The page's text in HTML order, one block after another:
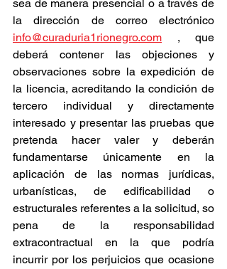
sea de manera presencial o a través de
info@curaduria1rionegro.com , que
deberá contener las objeciones y
observaciones sobre la expedición de
la licencia, acreditando la condición de
tercero individual y directamente
interesado y presentar las pruebas que
pretenda hacer valer y deberán
fundamentarse únicamente en la
aplicación de las normas jurídicas,
urbanísticas, de edificabilidad o
estructurales referentes a la solicitud, so
pena de la responsabilidad
extracontractual en la que podría
incurrir por los perjuicios que ocasione